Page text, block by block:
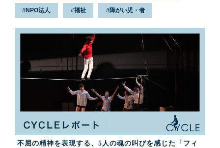
NPO法人 福祉 障がい児・者
不屈の精神を表現する、5人の魂の叫びを感じた「フィ